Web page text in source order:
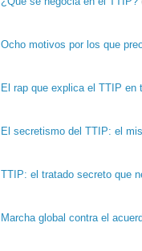
Ocho motivos por los que
El rap que explica el TTIP en
El secretismo del TTIP: el
TTIP: el tratado secreto que
Marcha global contra el